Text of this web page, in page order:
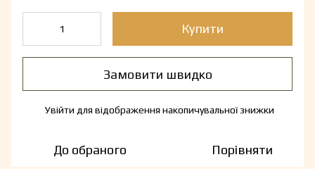
Купити
Замовити швидко
Увійти для відображення накопичувальної знижки
До обраного Порівняти